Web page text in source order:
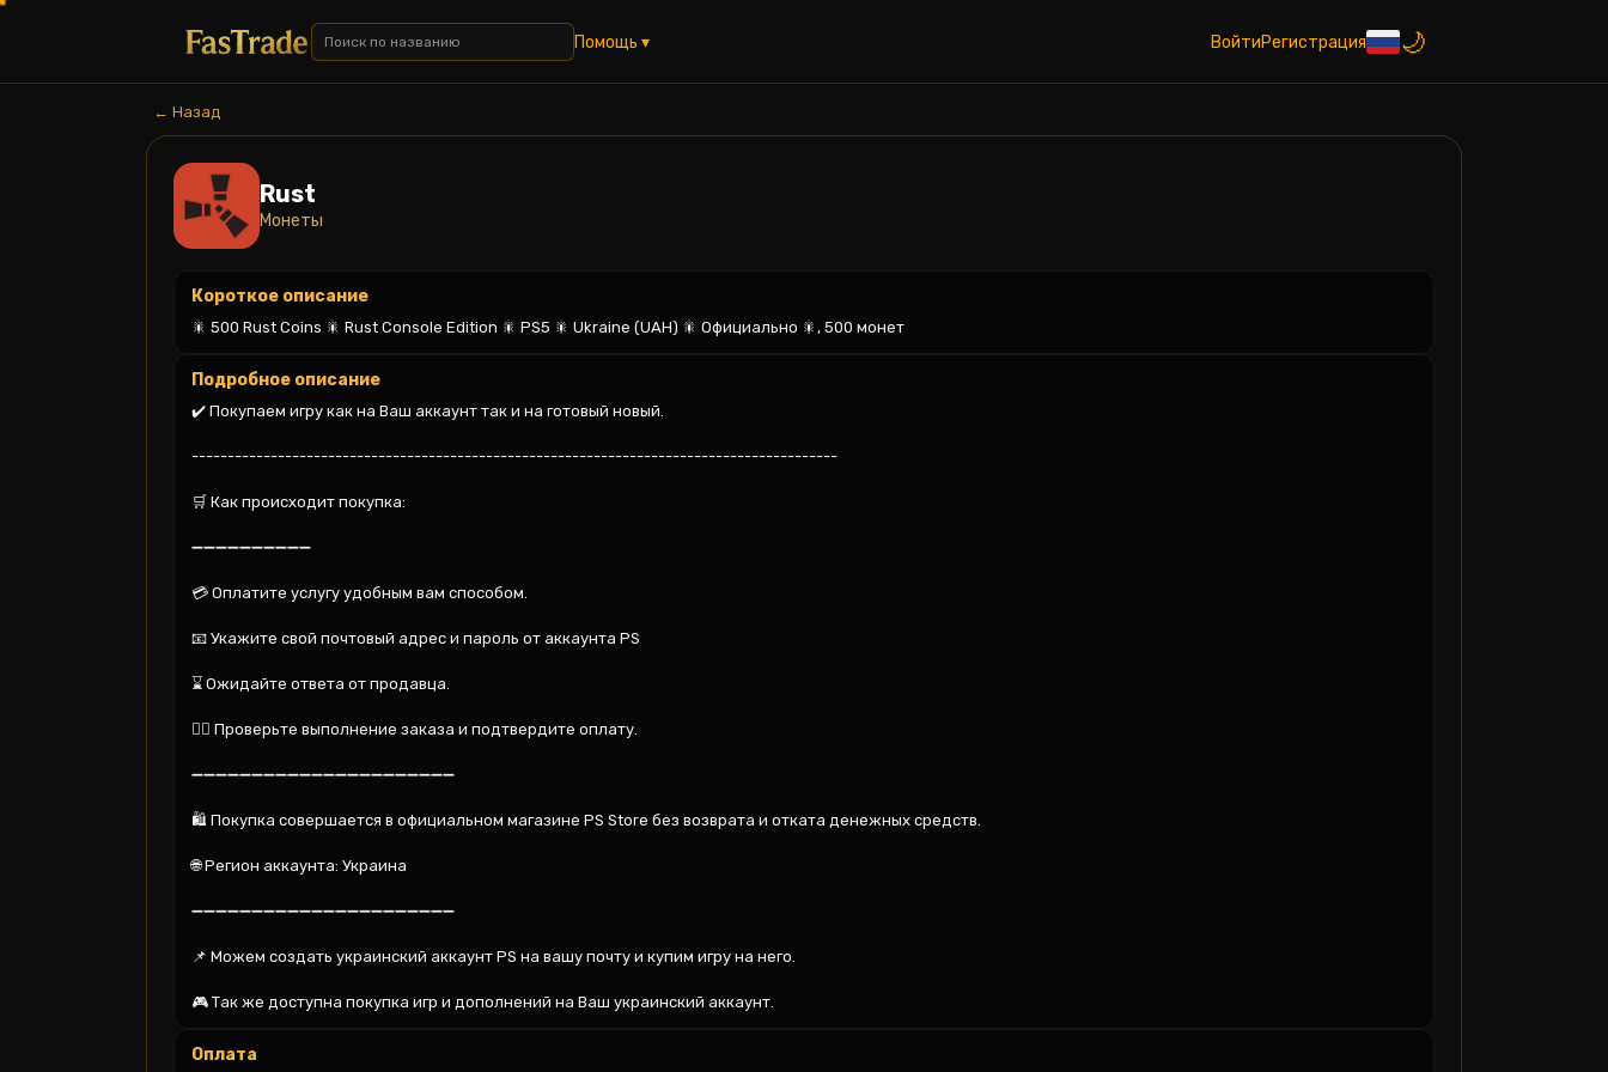
Помощь ▾ ВойтиРегистрация
← Назад
Rust
Монеты
Короткое описание
🎇 500 Rust Coins 🎇 Rust Console Edition 🎇 PS5 🎇 Ukraine (UAH) 🎇 Официально 🎇, 500 монет
Подробное описание
✔️ Покупаем игру как на Ваш аккаунт так и на готовый новый.
------------------------------------------------------------------------------------------
🛒 Как происходит покупка:
➖➖➖➖➖➖➖➖➖➖
💳 Оплатите услугу удобным вам способом.
📧 Укажите свой почтовый адрес и пароль от аккаунта PS
⌛️ Ожидайте ответа от продавца.
🕵️‍♂️ Проверьте выполнение заказа и подтвердите оплату.
➖➖➖➖➖➖➖➖➖➖➖➖➖➖➖➖➖➖➖➖➖➖
🛍️ Покупка совершается в официальном магазине PS Store без возврата и отката денежных средств.
🌐 Регион аккаунта: Украина
➖➖➖➖➖➖➖➖➖➖➖➖➖➖➖➖➖➖➖➖➖➖
📌 Можем создать украинский аккаунт PS на вашу почту и купим игру на него.
🎮 Так же доступна покупка игр и дополнений на Ваш украинский аккаунт.
Оплата